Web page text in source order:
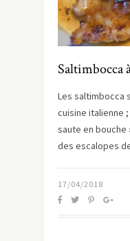
Saltimbocca
Les saltimbocca
cuisine italienne
saute en bouche
des escalopes
17/04/2018